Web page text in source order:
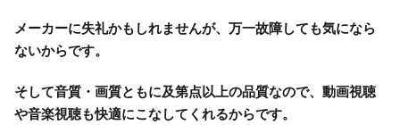
メーカーに失礼かもしれませんが、万一故障しても気になら
ないからです。
そして音質・画質ともに及第点以上の品質なので、動画視聴
や音楽視聴も快適にこなしてくれるからです。